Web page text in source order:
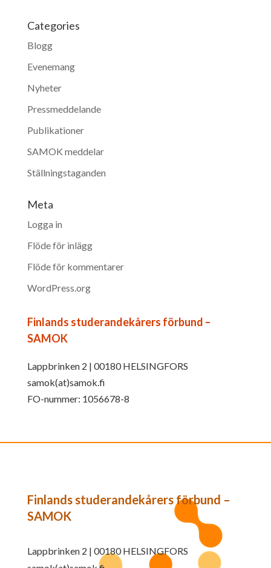
Categories
Blogg
Evenemang
Nyheter
Pressmeddelande
Publikationer
SAMOK meddelar
Ställningstaganden
Meta
Logga in
Flöde för inlägg
Flöde för kommentarer
WordPress.org
Finlands studerandekårers förbund –
SAMOK
Lappbrinken 2 | 00180 HELSINGFORS
samok(at)samok.fi
FO-nummer: 1056678-8
Finlands studerandekårers förbund –
SAMOK
Lappbrinken 2 | 00180 HELSINGFORS